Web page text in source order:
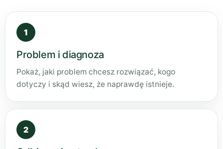
1
Problem i diagnoza
Pokaż, jaki problem chcesz rozwiązać, kogo
dotyczy i skąd wiesz, że naprawdę istnieje.
2